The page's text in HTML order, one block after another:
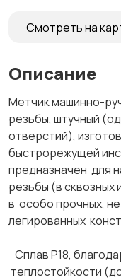
Смотреть на
Описание
Метчик машинно-
резьбы, штучный
отверстий),
быстрорежущей
предназначен для
резьбы (в сквозных
в особо прочных,
легированных
Сплав Р18,
теплостойкости